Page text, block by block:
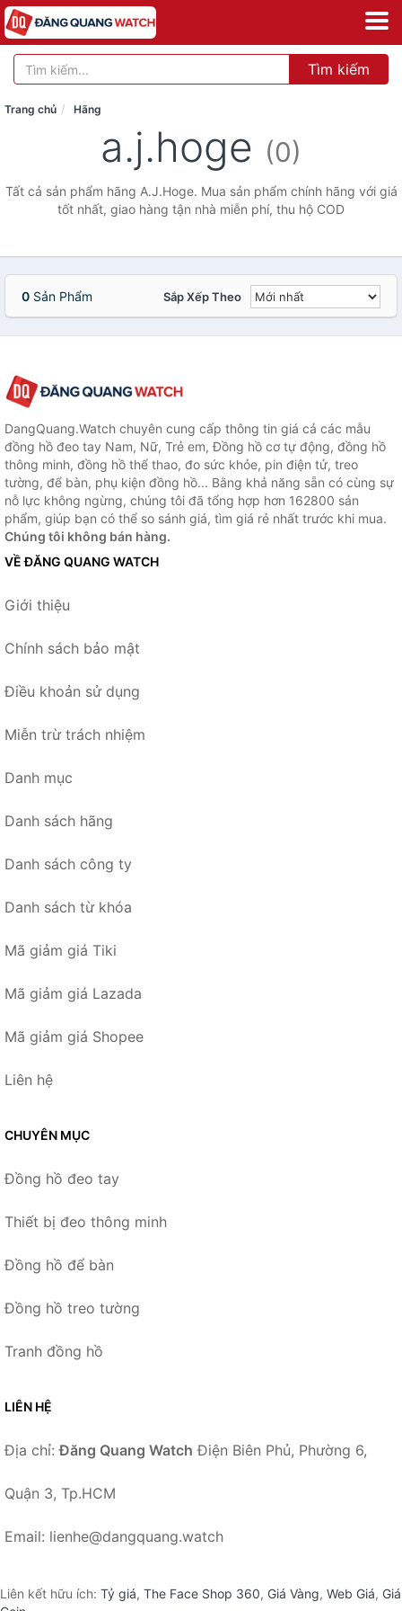
Tìm kiếm
Trang chủ Hãng
a.j.hoge (0)
Tất cả sản phẩm hãng A.J.Hoge. Mua sản phẩm chính hãng với giá
tốt nhất, giao hàng tận nhà miễn phí, thu hộ COD
0 Sản Phẩm Sắp Xếp Theo
DangQuang.Watch chuyên cung cấp thông tin giá cả các mẫu
đồng hồ đeo tay Nam, Nữ, Trẻ em, Đồng hồ cơ tự động, đồng hồ
thông minh, đồng hồ thể thao, đo sức khỏe, pin điện tử, treo
tường, để bàn, phụ kiện đồng hồ... Bằng khả năng sẵn có cùng sự
nỗ lực không ngừng, chúng tôi đã tổng hợp hơn 162800 sản
phẩm, giúp bạn có thể so sánh giá, tìm giá rẻ nhất trước khi mua.
Chúng tôi không bán hàng.
VỀ ĐĂNG QUANG WATCH
Giới thiệu
Chính sách bảo mật
Điều khoản sử dụng
Miễn trừ trách nhiệm
Danh mục
Danh sách hãng
Danh sách công ty
Danh sách từ khóa
Mã giảm giá Tiki
Mã giảm giá Lazada
Mã giảm giá Shopee
Liên hệ
CHUYÊN MỤC
Đồng hồ đeo tay
Thiết bị đeo thông minh
Đồng hồ để bàn
Đồng hồ treo tường
Tranh đồng hồ
LIÊN HỆ
Địa chỉ:Đăng Quang Watch Điện Biên Phủ, Phường 6,
Quận 3, Tp.HCM
Email: lienhe@dangquang.watch
Liên kết hữu ích: Tỷ giá, The Face Shop 360, Giá Vàng, Web Giá, Giá